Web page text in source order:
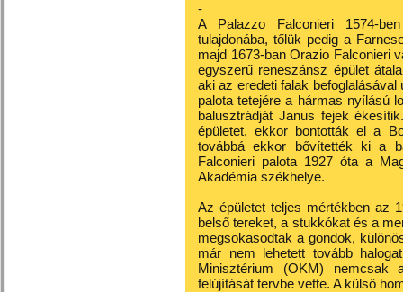
-
A Palazzo Falconieri 1574-
tulajdonába, tőlük pedig a
majd 1673-ban Orazio Falconieri
egyszerű reneszánsz épület
aki az eredeti falak
palota tetejére a hármas nyílású
balusztrádját Janus fejek
épületet, ekkor bontották el a
továbbá ekkor bővítették ki a
Falconieri palota 1927 óta a
Akadémia székhelye.
Az épületet teljes mértékben az
belső tereket, a stukkókat és a
megsokasodtak a gondok,
már nem lehetett tovább
Minisztérium (OKM)
felújítását tervbe vette. A külső